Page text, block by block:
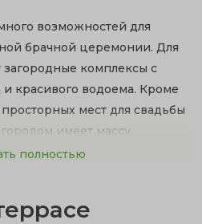
возможностей для
брачной церемонии. Для
загородные комплексы с
красивого водоема. Кроме
мест для свадьбы
имеет массу
полностью